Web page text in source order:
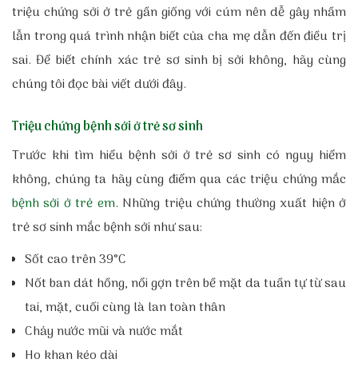
Tạp chí Diệp An Nhi
Tin tức
triệu chứng sởi ở trẻ gần giống với cúm nên dễ gây nhầm
lẫn trong quá trình nhận biết của cha mẹ dẫn đến điều trị
sai. Để biết chính xác trẻ sơ sinh bị sởi không, hãy cùng
chúng tôi đọc bài viết dưới đây.
Triệu chứng bệnh sởi ở trẻ sơ sinh
Trước khi tìm hiểu bệnh sởi ở trẻ sơ sinh có nguy hiểm
không, chúng ta hãy cùng điểm qua các triệu chứng mắc
bệnh sởi ở trẻ em. Những triệu chứng thường xuất hiện ở
trẻ sơ sinh mắc bệnh sởi như sau:
Sốt cao trên 39°C
Nốt ban dát hồng, nổi gợn trên bề mặt da tuần tự từ sau
tai, mặt, cuối cùng là lan toàn thân
Chảy nước mũi và nước mắt
Ho khan kéo dài